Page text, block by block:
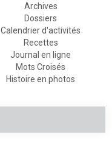
Archives
Dossiers
Calendrier d'activités
Recettes
Journal en ligne
Mots Croisés
Histoire en photos